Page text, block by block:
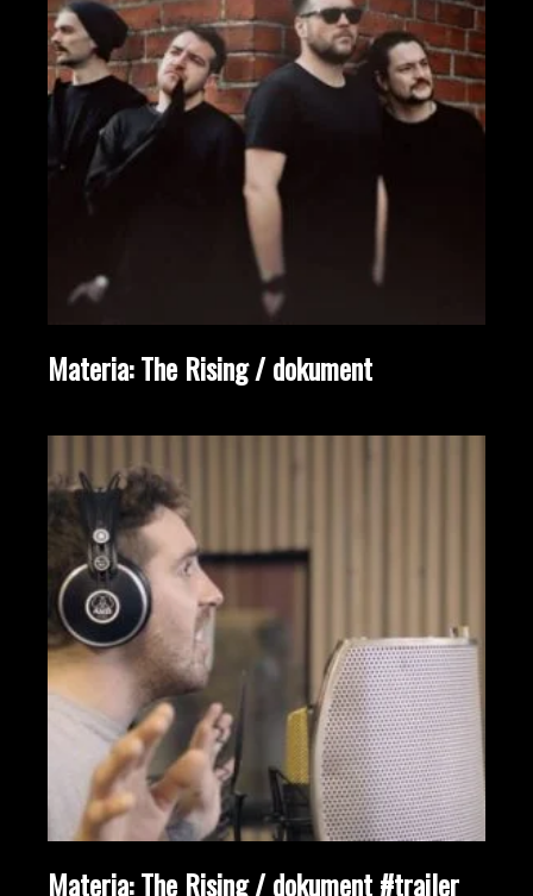
Materia: The Rising / dokument
Materia: The Rising / dokument #trailer